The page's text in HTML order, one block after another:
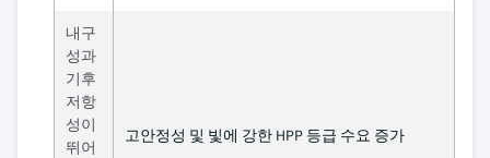
내구
성과
기후
저항
성이
뛰어
고안정성 및 빛에 강한 HPP 등급 수요 증가